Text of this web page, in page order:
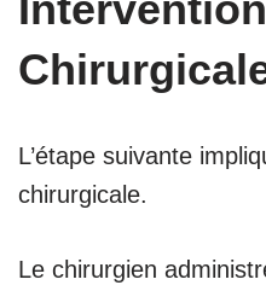
L’étape suivante
chirurgicale.
Le chirurgien